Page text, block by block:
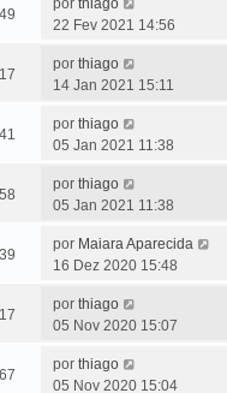
por thiago
22 Fev 2021 14:56
por thiago
14 Jan 2021 15:11
por thiago
05 Jan 2021 11:38
por thiago
05 Jan 2021 11:38
por Maiara Aparecida
16 Dez 2020 15:48
por thiago
05 Nov 2020 15:07
por thiago
05 Nov 2020 15:04